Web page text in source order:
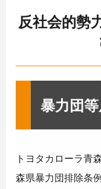
反社会的勢
暴力団
トヨタカローラ青
森県暴力団排除条